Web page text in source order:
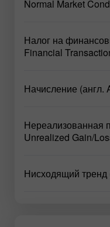
Normal Market
Налог на
Financial
Начисление (англ.
Нереализованная
Unrealized Gain/
Нисходящий тренд